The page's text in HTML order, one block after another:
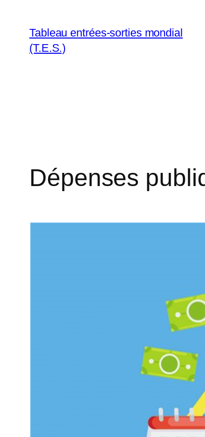
contenu
Tableau entrées-sorties mondial
(T.E.S.)
Dépenses